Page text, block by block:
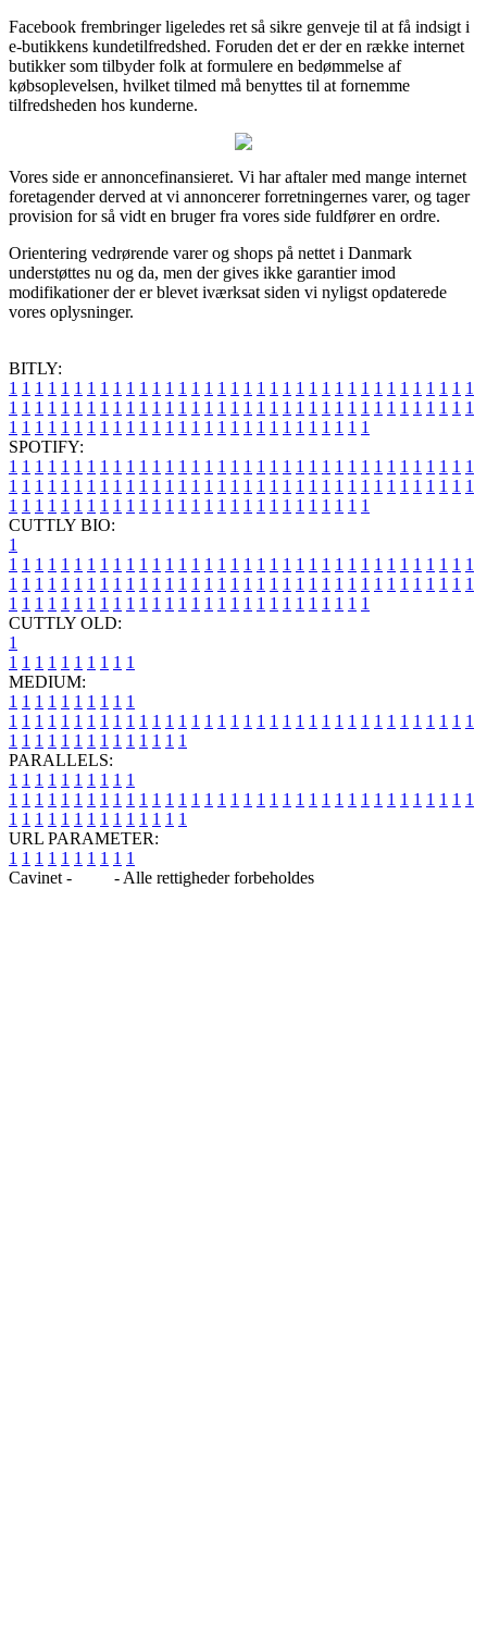
Facebook frembringer ligeledes ret så sikre genveje til at få indsigt i
e-butikkens kundetilfredshed. Foruden det er der en række internet
butikker som tilbyder folk at formulere en bedømmelse af
købsoplevelsen, hvilket tilmed må benyttes til at fornemme
tilfredsheden hos kunderne.
Vores side er annoncefinansieret. Vi har aftaler med mange internet
foretagender derved at vi annoncerer forretningernes varer, og tager
provision for så vidt en bruger fra vores side fuldfører en ordre.
Orientering vedrørende varer og shops på nettet i Danmark
understøttes nu og da, men der gives ikke garantier imod
modifikationer der er blevet iværksat siden vi nyligst opdaterede
vores oplysninger.
BITLY:
1 1 1 1 1 1 1 1 1 1 1 1 1 1 1 1 1 1 1 1 1 1 1 1 1 1 1 1 1 1 1 1 1 1 1 1
1 1 1 1 1 1 1 1 1 1 1 1 1 1 1 1 1 1 1 1 1 1 1 1 1 1 1 1 1 1 1 1 1 1 1 1
1 1 1 1 1 1 1 1 1 1 1 1 1 1 1 1 1 1 1 1 1 1 1 1 1 1 1 1
SPOTIFY:
1 1 1 1 1 1 1 1 1 1 1 1 1 1 1 1 1 1 1 1 1 1 1 1 1 1 1 1 1 1 1 1 1 1 1 1
1 1 1 1 1 1 1 1 1 1 1 1 1 1 1 1 1 1 1 1 1 1 1 1 1 1 1 1 1 1 1 1 1 1 1 1
1 1 1 1 1 1 1 1 1 1 1 1 1 1 1 1 1 1 1 1 1 1 1 1 1 1 1 1
CUTTLY BIO:
1
1 1 1 1 1 1 1 1 1 1 1 1 1 1 1 1 1 1 1 1 1 1 1 1 1 1 1 1 1 1 1 1 1 1 1 1
1 1 1 1 1 1 1 1 1 1 1 1 1 1 1 1 1 1 1 1 1 1 1 1 1 1 1 1 1 1 1 1 1 1 1 1
1 1 1 1 1 1 1 1 1 1 1 1 1 1 1 1 1 1 1 1 1 1 1 1 1 1 1 1
CUTTLY OLD:
1
1 1 1 1 1 1 1 1 1 1
MEDIUM:
1 1 1 1 1 1 1 1 1 1
1 1 1 1 1 1 1 1 1 1 1 1 1 1 1 1 1 1 1 1 1 1 1 1 1 1 1 1 1 1 1 1 1 1 1 1
1 1 1 1 1 1 1 1 1 1 1 1 1 1
PARALLELS:
1 1 1 1 1 1 1 1 1 1
1 1 1 1 1 1 1 1 1 1 1 1 1 1 1 1 1 1 1 1 1 1 1 1 1 1 1 1 1 1 1 1 1 1 1 1
1 1 1 1 1 1 1 1 1 1 1 1 1 1
URL PARAMETER:
1 1 1 1 1 1 1 1 1 1
Cavinet -
- Alle rettigheder forbeholdes